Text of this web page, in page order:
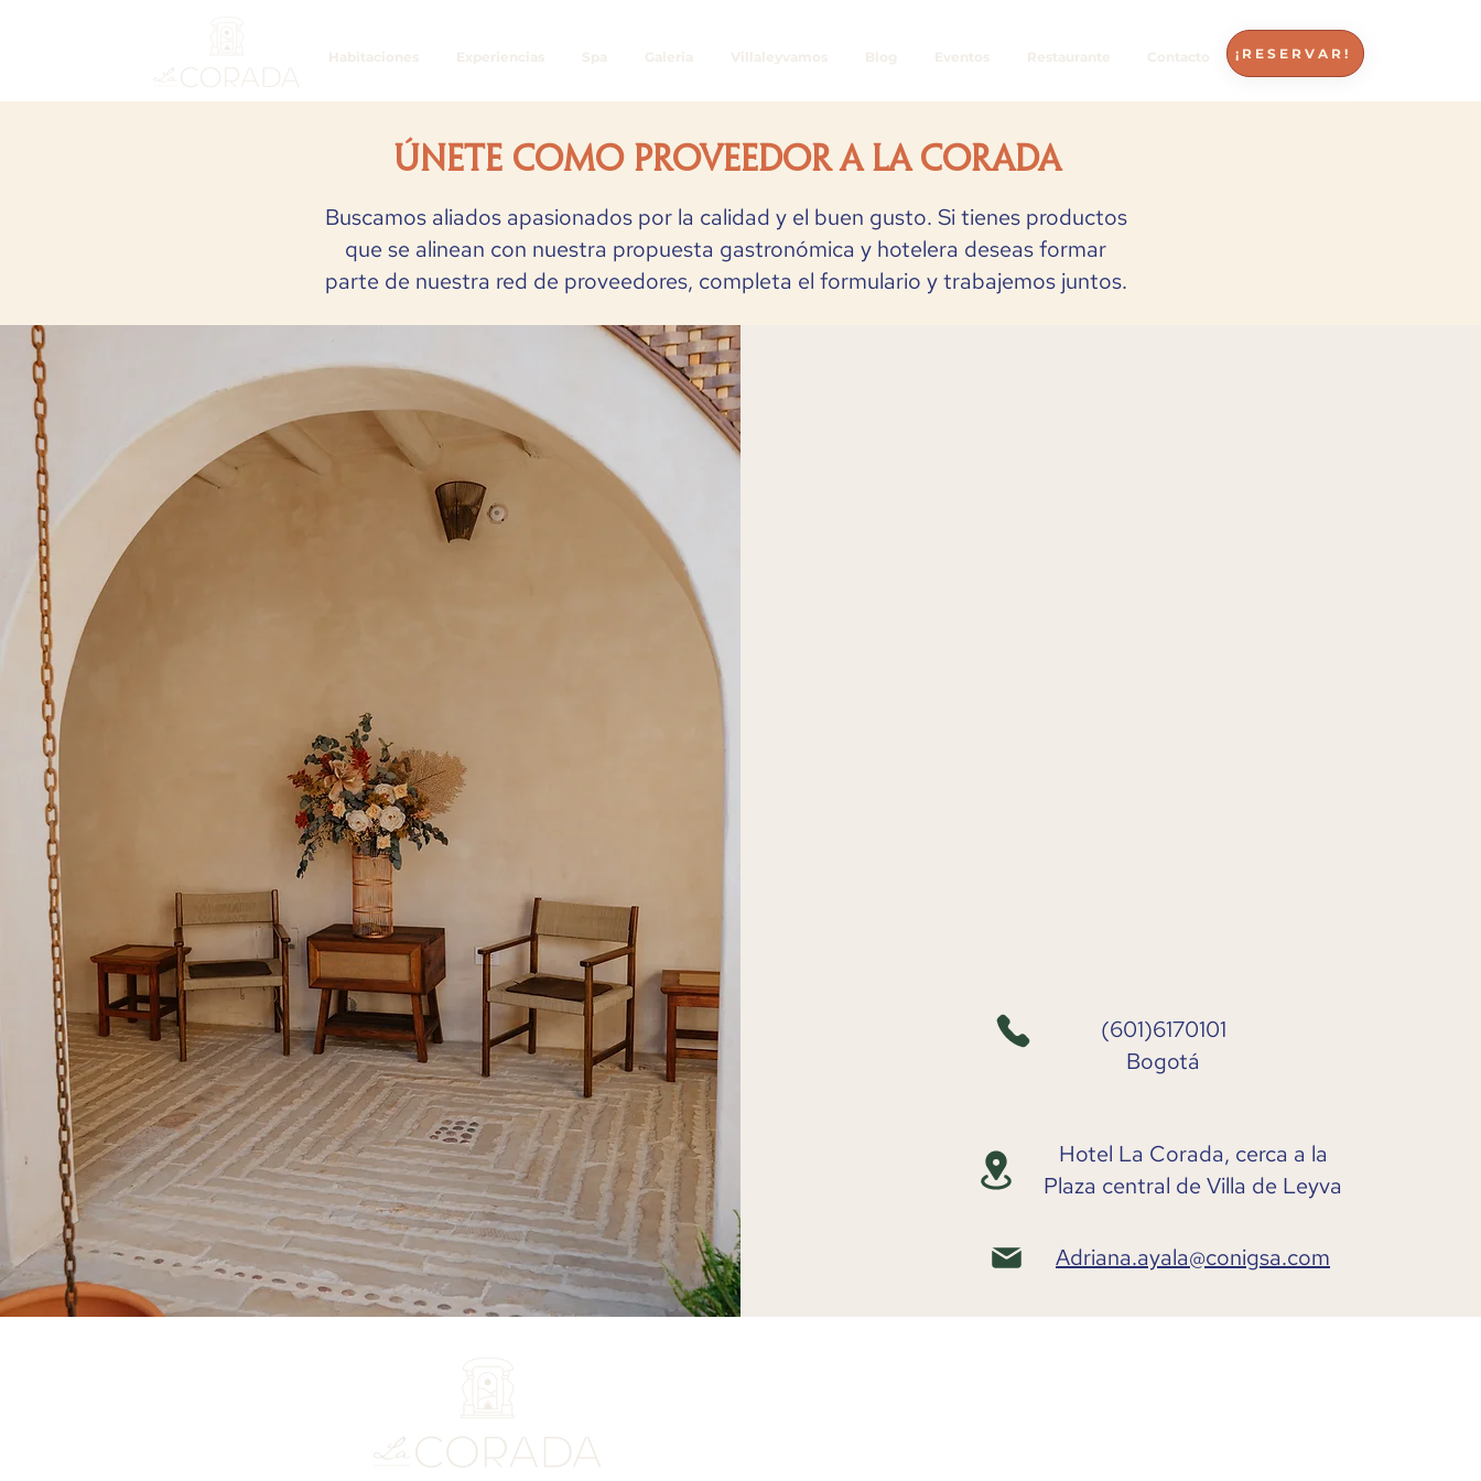
Habitaciones Experiencias Spa Galeria Villaleyvamos Blog Eventos Restaurante Contacto ¡RESERVAR!
Únete como proveedor a La corada
Buscamos aliados apasionados por la calidad y el buen gusto. Si tienes productos
que se alinean con nuestra propuesta gastronómica y hotelera deseas formar
parte de nuestra red de proveedores, completa el formulario y trabajemos juntos.
(601)6170101
Bogotá
Hotel La Corada, cerca a la
Plaza central de Villa de Leyva
Adriana.ayala@conigsa.com